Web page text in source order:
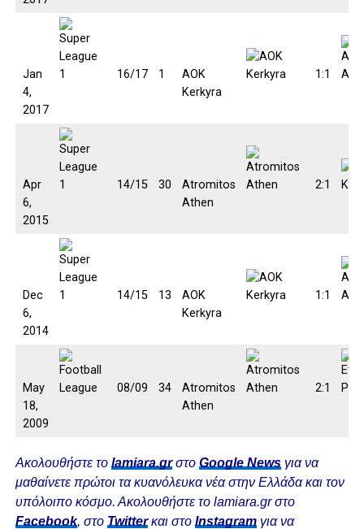
Jan
4,
2017
16/17 1
AOK
Kerkyra
1:1
Apr
6,
2015
14/15 30
Atromitos
Athen
2:1
Dec
6,
2014
14/15 13
AOK
Kerkyra
1:1
May
18,
2009
08/09 34
Atromitos
Athen
2:1
Ακολουθήστε το lamiara.grστο Google Newsγια να
μαθαίνετε πρώτοι τα κυανόλευκα νέα στην Ελλάδα και τον
υπόλοιπο κόσμο. Ακολουθήστε το lamiara.gr στο
Facebook, στο Twitterκαι στο Instagram για να